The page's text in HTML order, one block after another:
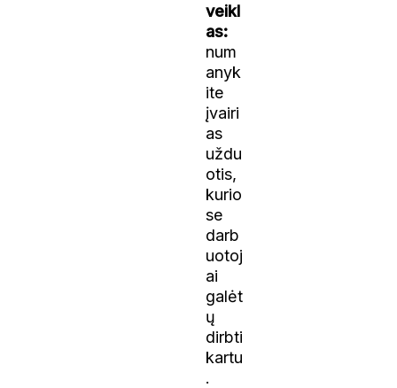
veikl
as:
num
anyk
ite
įvairi
as
uždu
otis,
kurio
se
darb
uotoj
ai
galėt
ų
dirbti
kartu
.